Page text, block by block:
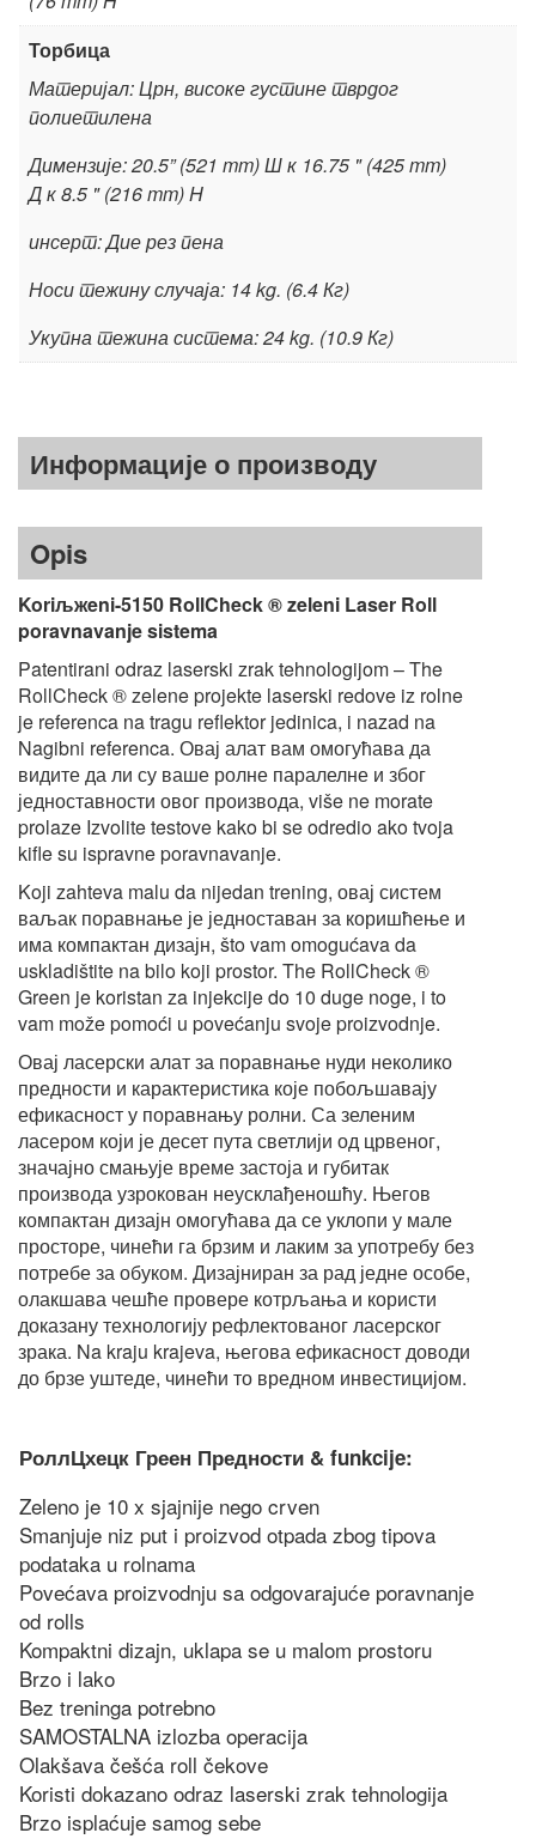
Торбица
Материјал: Црн, високе густине тврдог
полиетилена
Димензије: 20.5” (521 mm) Ш к 16.75 " (425 mm)
Д к 8.5 " (216 mm) H
инсерт: Дие рез пена
Носи тежину случаја: 14 kg. (6.4 Кг)
Укупна тежина система: 24 kg. (10.9 Кг)
Информације о производу
Opis
Koriљжeni-5150 RollCheck ® zeleni Laser Roll
poravnavanje sistema
Patentirani odraz laserski zrak tehnologijom – The
RollCheck ® zelene projekte laserski redove iz rolne
je referenca na tragu reflektor jedinica, i nazad na
Nagibni referenca. Овај алат вам омогућава да
видите да ли су ваше ролне паралелне и због
једноставности овог производа, više ne morate
prolaze Izvolite testove kako bi se odredio ako tvoja
kifle su ispravne poravnavanje.
Koji zahteva malu da nijedan trening, овај систем
ваљак поравнање је једноставан за коришћење и
има компактан дизајн, što vam omogućava da
uskladištite na bilo koji prostor. The RollCheck ®
Green je koristan za injekcije do 10 duge noge, i to
vam može pomoći u povećanju svoje proizvodnje.
Овај ласерски алат за поравнање нуди неколико
предности и карактеристика које побољшавају
ефикасност у поравнању ролни. Са зеленим
ласером који је десет пута светлији од црвеног,
значајно смањује време застоја и губитак
производа узрокован неусклађеношћу. Његов
компактан дизајн омогућава да се уклопи у мале
просторе, чинећи га брзим и лаким за употребу без
потребе за обуком. Дизајниран за рад једне особе,
олакшава чешће провере котрљања и користи
доказану технологију рефлектованог ласерског
зрака. Na kraju krajeva, његова ефикасност доводи
до брзе уштеде, чинећи то вредном инвестицијом.
РоллЦхецк Греен Предности & funkcije:
Zeleno je 10 x sjajnije nego crven
Smanjuje niz put i proizvod otpada zbog tipova
podataka u rolnama
Povećava proizvodnju sa odgovarajuće poravnanje
od rolls
Kompaktni dizajn, uklapa se u malom prostoru
Brzo i lako
Bez treninga potrebno
SAMOSTALNA izlozba operacija
Olakšava češća roll čekove
Koristi dokazano odraz laserski zrak tehnologija
Brzo isplaćuje samog sebe